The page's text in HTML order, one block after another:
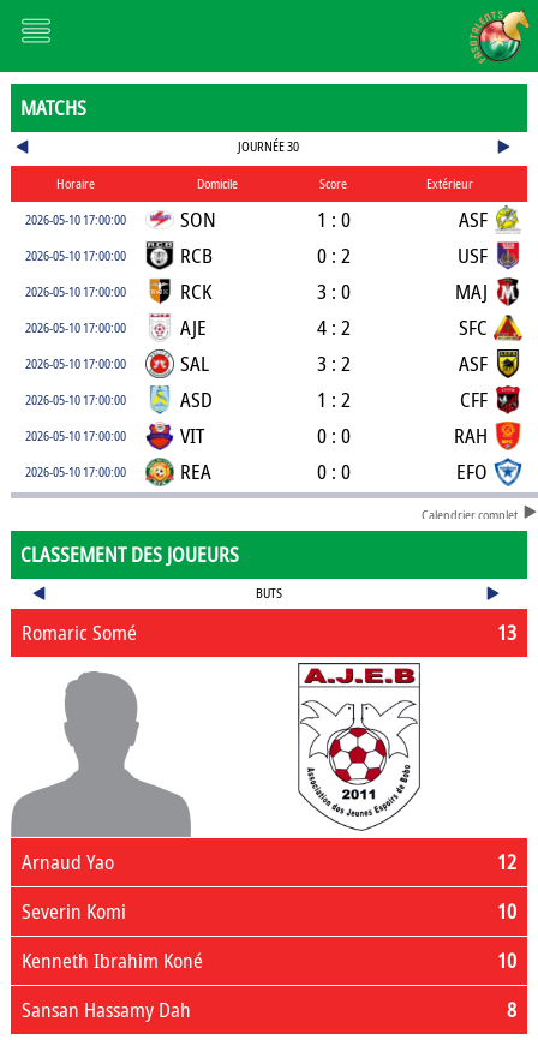
MATCHS
JOURNÉE 30
Horaire Domicile Score
Extérieur
2026-05-10 17:00:00
SON 1 : 0 ASF
2026-05-10 17:00:00 RCB 0 : 2 USF
2026-05-10 17:00:00 RCK 3 : 0 MAJ
2026-05-10 17:00:00 AJE 4 : 2 SFC
2026-05-10 17:00:00 SAL 3 : 2 ASF
2026-05-10 17:00:00 ASD 1 : 2 CFF
2026-05-10 17:00:00 VIT 0 : 0 RAH
2026-05-10 17:00:00 REA 0 : 0 EFO
Calendrier complet
CLASSEMENT DES JOUEURS
BUTS
13
Romaric Somé
12
Arnaud Yao
10
Severin Komi
10
Kenneth Ibrahim Koné
8
Sansan Hassamy Dah